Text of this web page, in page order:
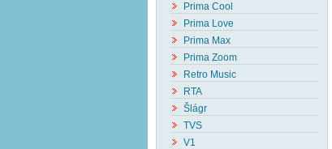
Prima Cool
Prima Love
Prima Max
Prima Zoom
Retro Music
RTA
Šlágr
TVS
V1